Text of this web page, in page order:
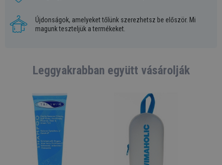
Újdonságok, amelyeket tőlünk szerezhetsz be először. Mi
magunk teszteljük a termékeket.
Leggyakrabban együtt vásárolják